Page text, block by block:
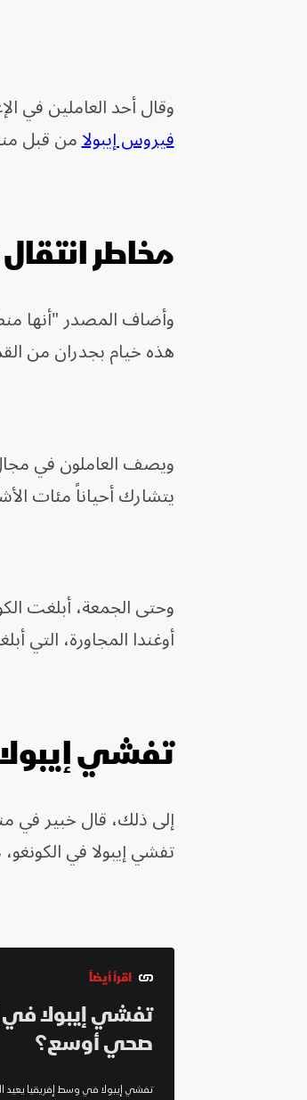
وقال أحد العاملين في الإغاثة إن
فيروس إيبولامن قبل
مخاطر
وأضاف المصدر "أنها
هذه خيام بجدران من
ويصف العاملون في
يتشارك أحياناً مئات
أوغندا المجاورة، التي أبلغت عن 19
تفشي
إلى ذلك، قال خبير في
تفشي إيبولا في
اقرأ أيضاً
تفشي إيبولا في
صحي أوسع؟
تفشي إيبولا في وسط إفريقيا يعيد